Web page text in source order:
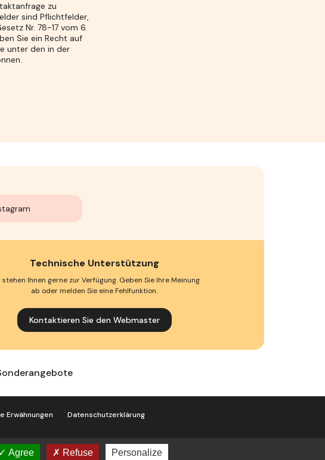
zu
sind Pflichtfelder,
Nr. 78-17 vom 6.
Sie ein Recht auf
unter den in der
Technische Unterstützung
stehen Ihnen gerne zur Verfügung. Geben Sie Ihre Meinung
ab oder melden Sie eine Fehlfunktion.
Kontaktieren Sie den Webmaster
Erwähnungen Datenschutzerklärung
Gestion des cookies
Agree Refuse Personalize